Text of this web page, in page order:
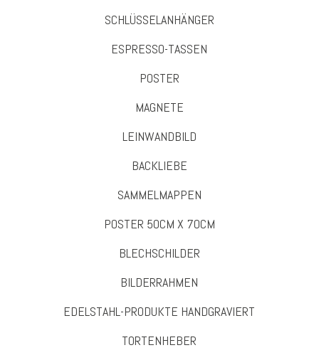
SCHLÜSSELANHÄNGER
ESPRESSO-TASSEN
POSTER
MAGNETE
LEINWANDBILD
BACKLIEBE
SAMMELMAPPEN
POSTER 50CM X 70CM
BLECHSCHILDER
BILDERRAHMEN
EDELSTAHL-PRODUKTE HANDGRAVIERT
TORTENHEBER